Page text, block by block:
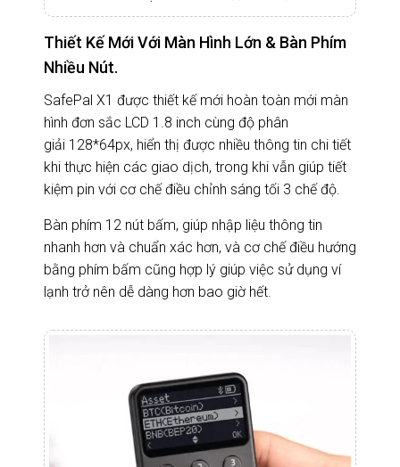
Thiết Kế Mới Với Màn Hình Lớn & Bàn Phím
Nhiều Nút.
SafePal X1 được thiết kế mới hoàn toàn mới màn
hình đơn sắc LCD 1.8 inch cùng độ phân
giải 128*64px, hiển thị được nhiều thông tin chi tiết
khi thực hiện các giao dịch, trong khi vẫn giúp tiết
kiệm pin với cơ chế điều chỉnh sáng tối 3 chế độ.
Bàn phím 12 nút bấm, giúp nhập liệu thông tin
nhanh hơn và chuẩn xác hơn, và cơ chế điều hướng
bằng phím bấm cũng hợp lý giúp việc sử dụng ví
lạnh trở nên dễ dàng hơn bao giờ hết.